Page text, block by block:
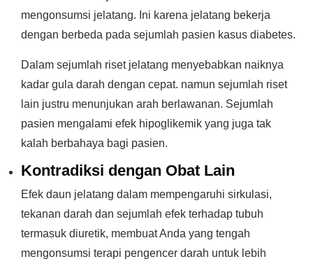
mengonsumsi jelatang. Ini karena jelatang bekerja
dengan berbeda pada sejumlah pasien kasus diabetes.
Dalam sejumlah riset jelatang menyebabkan naiknya
kadar gula darah dengan cepat. namun sejumlah riset
lain justru menunjukan arah berlawanan. Sejumlah
pasien mengalami efek hipoglikemik yang juga tak
kalah berbahaya bagi pasien.
Kontradiksi dengan Obat Lain
Efek daun jelatang dalam mempengaruhi sirkulasi,
tekanan darah dan sejumlah efek terhadap tubuh
termasuk diuretik, membuat Anda yang tengah
mengonsumsi terapi pengencer darah untuk lebih